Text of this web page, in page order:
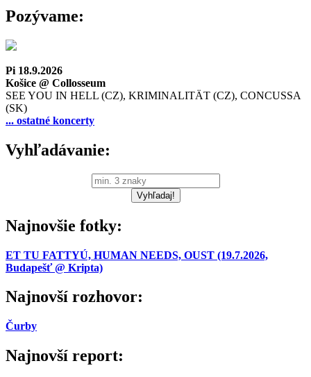
Pozývame:
Pi 18.9.2026
Košice @ Collosseum
SEE YOU IN HELL (CZ), KRIMINALITÄT (CZ), CONCUSSA
(SK)
... ostatné koncerty
Vyhľadávanie:
Najnovšie fotky:
ET TU FATTYÚ, HUMAN NEEDS, OUST (19.7.2026,
Budapešť @ Kripta)
Najnovší rozhovor:
Čurby
Najnovší report: